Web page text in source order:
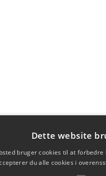
Dette website
bruger cookies til at
du alle cookies i